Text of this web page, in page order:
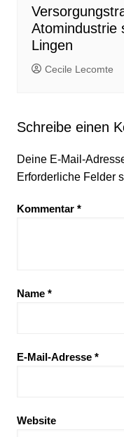
Atomindustrie
Lingen
Cecile Lecomte
Schreibe einen
Deine E-Mail-
Erforderliche Felder
Kommentar *
Name *
E-Mail-Adresse *
Website